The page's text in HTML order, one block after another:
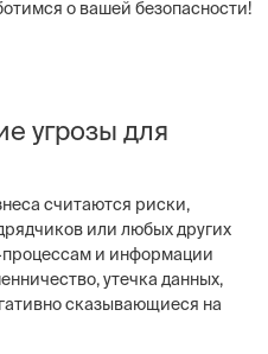
о вашей безопасности!
угрозы для
считаются риски,
или любых других
и информации
утечка данных,
сказывающиеся на